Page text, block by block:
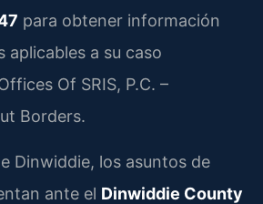
para obtener información
aplicables a su caso
Of SRIS, P.C. –
Borders.
Dinwiddie, los asuntos de
ante el Dinwiddie County